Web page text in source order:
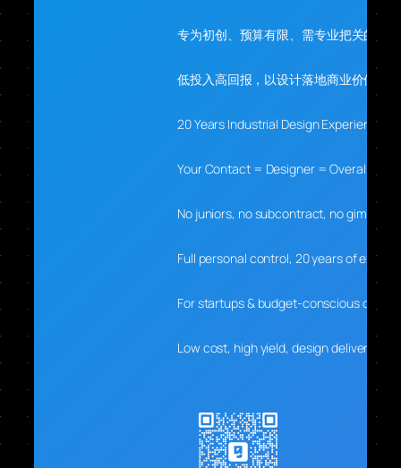
专为初创、预算有限、需专业把关的你
低投入高回报，以设计落地商业价值
20 Years Industrial Design Experience
Your Contact = Designer = Overall Lead
No juniors, no subcontract, no gimmicks
Full personal control, 20 years of
For startups & budget-conscious clients
Low cost, high yield, design delivers